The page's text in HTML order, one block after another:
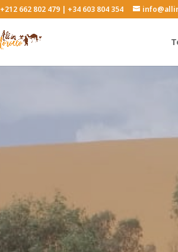
+212 662 802 479 | +34 603 804 354